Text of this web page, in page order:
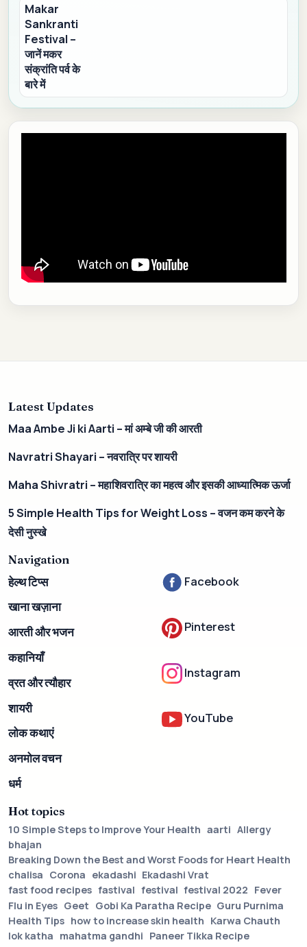
Makar
Sankranti
Festival –
जानें मकर
संक्रांति पर्व के
बारे में
Latest Updates
Maa Ambe Ji ki Aarti – मां अम्बे जी की आरती
Navratri Shayari – नवरात्रि पर शायरी
Maha Shivratri – महाशिवरात्रि का महत्व और इसकी आध्यात्मिक ऊर्जा
5 Simple Health Tips for Weight Loss – वजन कम करने के
देसी नुस्खे
Navigation
हेल्थ टिप्स
खाना खज़ाना
आरती और भजन
कहानियाँ
व्रत और त्यौहार
शायरी
लोक कथाएं
अनमोल वचन
धर्म
Facebook
Pinterest
Instagram
YouTube
Hot topics
10 Simple Steps to Improve Your Health aarti Allergy
bhajan
Breaking Down the Best and Worst Foods for Heart Health
chalisa Corona ekadashi Ekadashi Vrat
fast food recipes fastival festival festival 2022 Fever
Flu in Eyes Geet Gobi Ka Paratha Recipe Guru Purnima
Health Tips how to increase skin health Karwa Chauth
lok katha mahatma gandhi Paneer Tikka Recipe